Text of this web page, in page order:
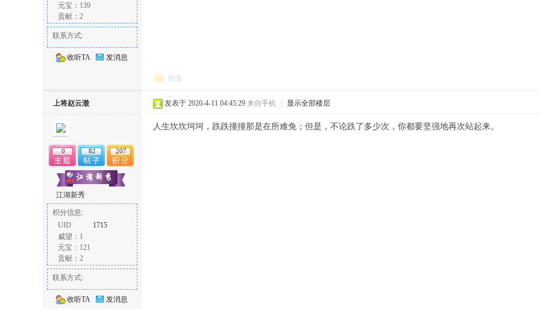
元宝：139
贡献：2
联系方式:
收听TA 发消息
回复
上将赵云澈
0 82 207
江湖新秀
积分信息:
UID
1715
威望：1
元宝：121
贡献：2
联系方式:
收听TA 发消息
发表于 2020-4-11 04:45:29 来自手机 显示全部楼层
人生坎坎坷坷，跌跌撞撞那是在所难免；但是，不论跌了多少次，你都要坚强地再次站起来。